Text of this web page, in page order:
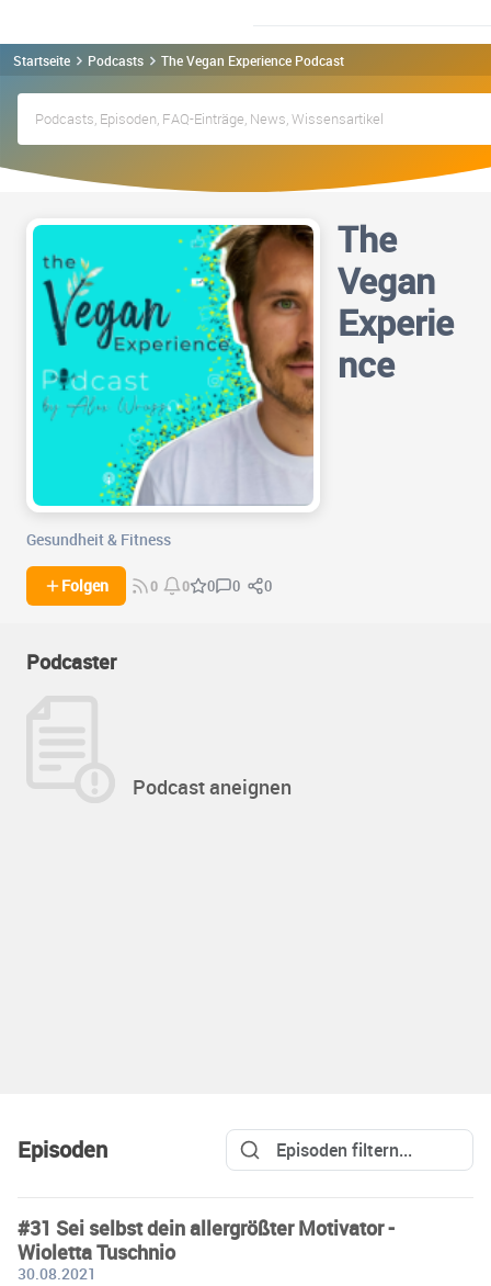
Startseite Podcasts The Vegan Experience Podcast
The
Vegan
Experie
nce
Gesundheit & Fitness
Folgen 0 0 0 0 0
Podcaster
Podcast aneignen
Episoden
#31 Sei selbst dein allergrößter Motivator -
Wioletta Tuschnio
30.08.2021